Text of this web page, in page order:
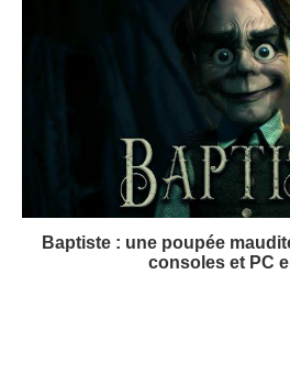
Baptiste : une poupée
consoles et PC